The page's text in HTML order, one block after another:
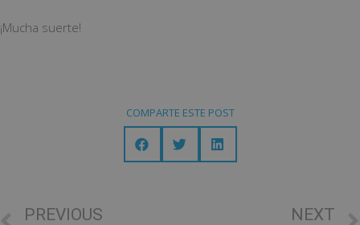
¡Mucha suerte!
COMPARTE ESTE POST
PREVIOUS NEXT